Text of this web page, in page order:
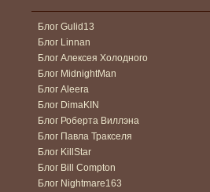
Блог Gulid13
Блог Linnan
Блог Алексея Холодного
Блог MidnightMan
Блог Aleera
Блог DimaKIN
Блог Роберта Виллэна
Блог Павла Тракселя
Блог KillStar
Блог Bill Compton
Блог Nightmare163